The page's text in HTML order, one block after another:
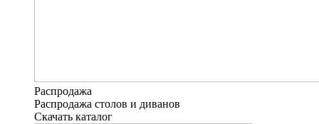
Распродажа
Распродажа столов и диванов
Скачать каталог